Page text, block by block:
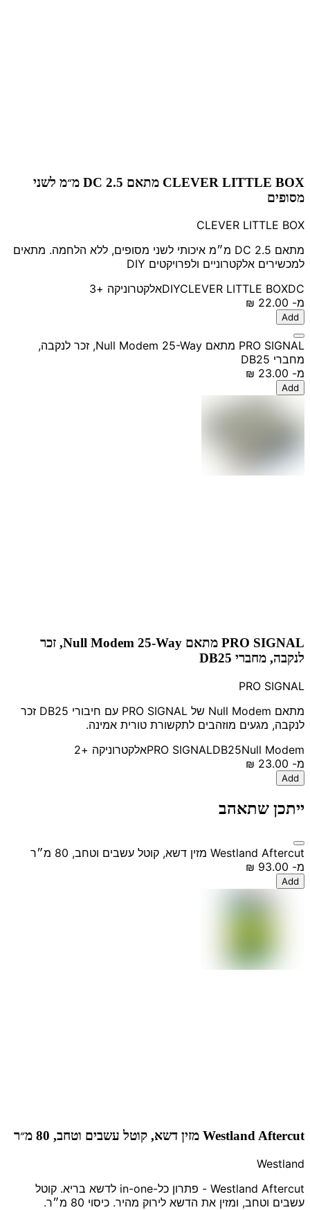
CLEVER LITTLE BOX מתאם DC 2.5 מ״מ לשני
מסופים
CLEVER LITTLE BOX
מתאם DC 2.5 מ״מ איכותי לשני מסופים, ללא הלחמה. מתאים
למכשירים אלקטרוניים ולפרויקטים DIY
DIYCLEVER LITTLE BOXDC אלקטרוניקה +3
מ-
Add
PRO SIGNAL מתאם Null Modem 25-Way, זכר לנקבה,
מחברי DB25
מ-
Add
PRO SIGNAL מתאם Null Modem 25-Way, זכר
לנקבה, מחברי DB25
PRO SIGNAL
מתאם Null Modem של PRO SIGNAL עם חיבורי DB25 זכר
לנקבה, מגעים מוזהבים לתקשורת טורית אמינה.
PRO SIGNALDB25Null Modem אלקטרוניקה +2
מ-
Add
ייתכן שתאהב
Westland Aftercut מזין דשא, קוטל עשבים וטחב, 80 מ״ר
מ-
Add
Westland Aftercut מזין דשא, קוטל עשבים וטחב, 80 מ״ר
Westland
Westland Aftercut - פתרון כל-in-one לדשא בריא. קוטל
עשבים וטחב, ומזין את הדשא לירוק מהיר. כיסוי 80 מ״ר.